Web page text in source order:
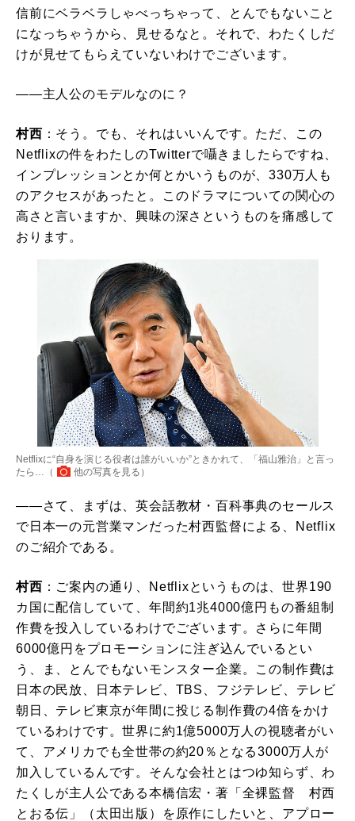
信前にベラベラしゃべっちゃって、とんでもないこと
になっちゃうから、見せるなと。それで、わたくしだ
けが見せてもらえていないわけでございます。
――主人公のモデルなのに？
村西 ：そう。でも、それはいいんです。ただ、この
Netflixの件をわたしのTwitterで囁きましたらですね、
インプレッションとか何とかいうものが、330万人も
のアクセスがあったと。このドラマについての関心の
高さと言いますか、興味の深さというものを痛感して
おります。
Netflixに“自身を演じる役者は誰がいいか”ときかれて、「福山雅治」と言っ
たら…（
他の写真を見る ）
――さて、まずは、英会話教材・百科事典のセールス
で日本一の元営業マンだった村西監督による、Netflix
のご紹介である。
村西 ：ご案内の通り、Netflixというものは、世界190
カ国に配信していて、年間約1兆4000億円もの番組制
作費を投入しているわけでございます。さらに年間
6000億円をプロモーションに注ぎ込んでいるとい
う、ま、とんでもないモンスター企業。この制作費は
日本の民放、日本テレビ、TBS、フジテレビ、テレビ
朝日、テレビ東京が年間に投じる制作費の4倍をかけ
ているわけです。世界に約1億5000万人の視聴者がい
て、アメリカでも全世帯の約20％となる3000万人が
加入しているんです。そんな会社とはつゆ知らず、わ
たくしが主人公である本橋信宏・著「全裸監督 村西
とおる伝」（太田出版）を原作にしたいと、アプロー